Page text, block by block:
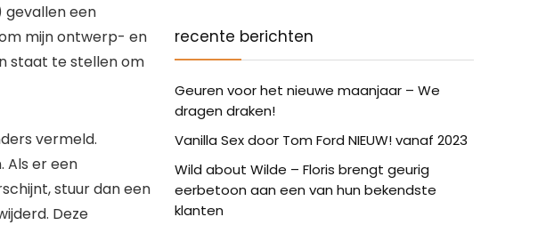
gevallen een
mijn ontwerp- en
staat te stellen om
vermeld.
Als er een
stuur dan een
Deze
recente berichten
Geuren voor het nieuwe maanjaar – We
dragen draken!
Vanilla Sex door Tom Ford NIEUW! vanaf 2023
Wild about Wilde – Floris brengt geurig
eerbetoon aan een van hun bekendste
klanten